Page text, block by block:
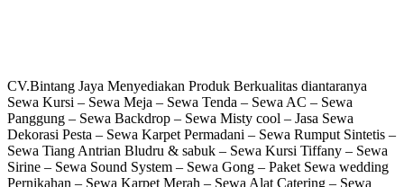
CV.Bintang Jaya Menyediakan Produk Berkualitas diantaranya
Sewa Kursi – Sewa Meja – Sewa Tenda – Sewa AC – Sewa
Panggung – Sewa Backdrop – Sewa Misty cool – Jasa Sewa
Dekorasi Pesta – Sewa Karpet Permadani – Sewa Rumput Sintetis –
Sewa Tiang Antrian Bludru & sabuk – Sewa Kursi Tiffany – Sewa
Sirine – Sewa Sound System – Sewa Gong – Paket Sewa wedding
Pernikahan – Sewa Karpet Merah – Sewa Alat Catering – Sewa